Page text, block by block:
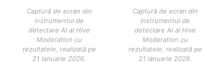
Captură de ecran din
instrumentul de
detectare AI al Hive
Moderation cu
rezultatele, realizată pe
21 ianuarie 2026.
Captură de ecran din
instrumentul de
detectare AI al Hive
Moderation cu
rezultatele, realizată pe
21 ianuarie 2026.